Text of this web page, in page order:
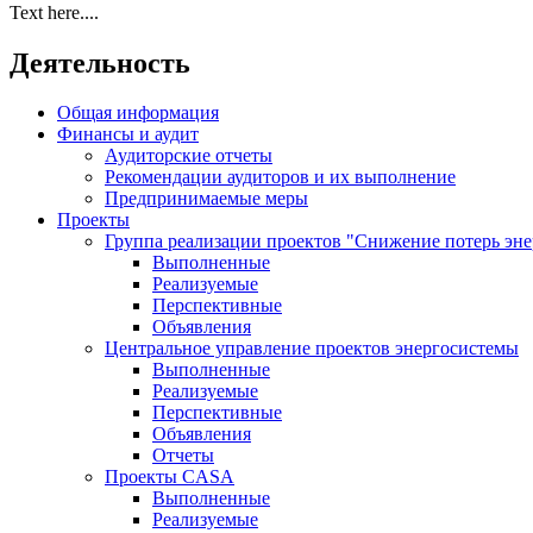
Text here....
Деятельность
Общая информация
Финансы и аудит
Аудиторские отчеты
Рекомендации аудиторов и их выполнение
Предпринимаемые меры
Проекты
Группа реализации проектов "Снижение потерь
Выполненные
Реализуемые
Перспективные
Объявления
Центральное управление проектов энергосистемы
Выполненные
Реализуемые
Перспективные
Объявления
Отчеты
Проекты CASA
Выполненные
Реализуемые